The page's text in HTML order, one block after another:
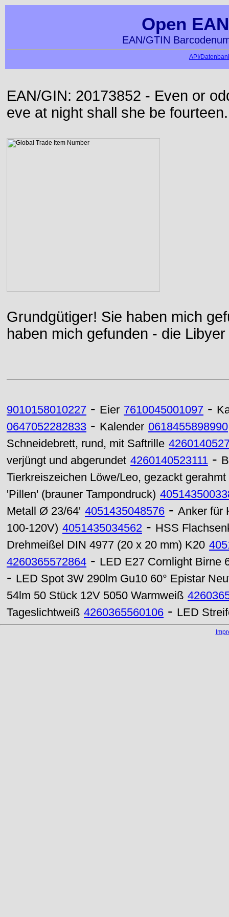
Open
EAN/GTIN
API/
EAN/GIN: 20173852 - Even or
eve at night shall she be fourteen.
Grundgütiger! Sie haben mich
haben mich gefunden - die
9010158010227 - Eier 7610045001097 -
0647052282833 - Kalender 0618455898990
Schneidebrett, rund, mit Saftrille
verjüngt und abgerundet 4260140523111 -
Tierkreiszeichen Löwe/Leo, gezackt gerahmt
'Pillen' (brauner Tampondruck)
Metall Ø 23/64' 4051435048576 - Anker für
100-120V) 4051435034562 - HSS
Drehmeißel DIN 4977 (20 x 20 mm) K20
4260365572864 - LED E27 Cornlight Birne
- LED Spot 3W 290lm Gu10 60° Epistar
54lm 50 Stück 12V 5050 Warmweiß
Tageslichtweiß 4260365560106 - LED